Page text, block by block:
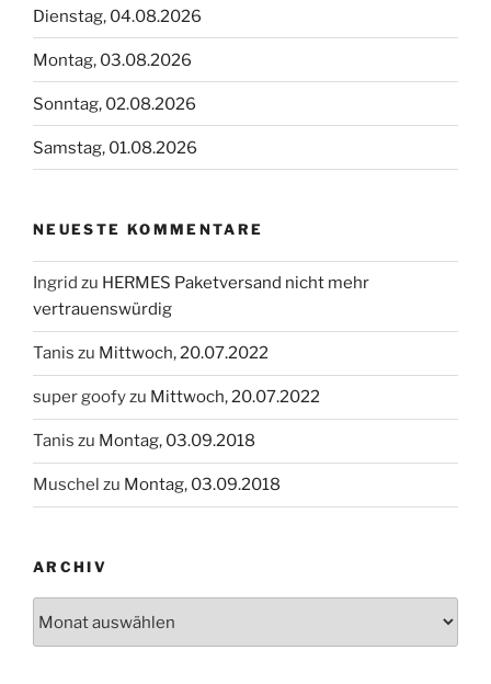
Dienstag, 04.08.2026
Montag, 03.08.2026
Sonntag, 02.08.2026
Samstag, 01.08.2026
NEUESTE KOMMENTARE
Ingrid zu HERMES Paketversand nicht mehr
vertrauenswürdig
Tanis zu Mittwoch, 20.07.2022
super goofyzu Mittwoch, 20.07.2022
Tanis zu Montag, 03.09.2018
Muschel zu Montag, 03.09.2018
ARCHIV